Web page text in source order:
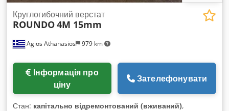
Agios Athanasios 979 km
Круглогибочний верстат
ROUNDO4M 15mm
ціну
Зателефонувати
Стан: капітально відремонтований (вживаний),